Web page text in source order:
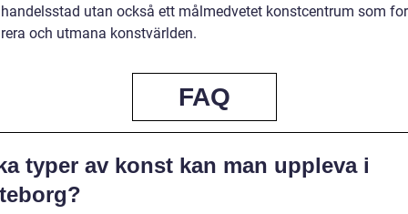
utan också ett målmedvetet konstcentrum som
och utmana konstvärlden.
FAQ
typer av konst kan man uppleva i